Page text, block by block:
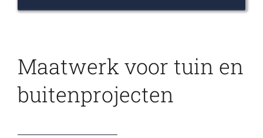
Maatwerk voor tuin en
buitenprojecten